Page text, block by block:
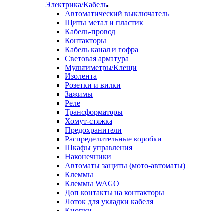
Электрика/Кабель
Автоматический выключатель
Щиты метал и пластик
Кабель-провод
Контакторы
Кабель канал и гофра
Световая арматура
Мультиметры/Клещи
Изолента
Розетки и вилки
Зажимы
Реле
Трансформаторы
Хомут-стяжка
Предохранители
Распределительные коробки
Шкафы управления
Наконечники
Автоматы защиты (мото-автоматы)
Клеммы
Клеммы WAGO
Доп контакты на контакторы
Лоток для укладки кабеля